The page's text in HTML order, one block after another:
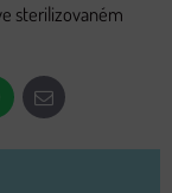
sterilizovaném
E-
mail